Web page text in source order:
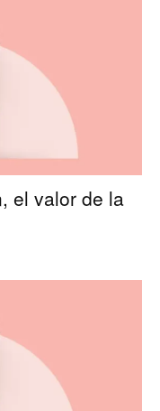
el valor de la